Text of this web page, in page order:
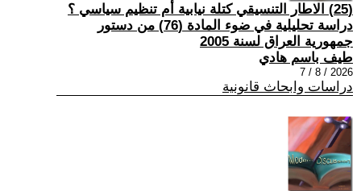
(25) الاطار التنسيقي كتلة نيابية أم تنظيم سياسي ؟
دراسة تحليلية في ضوء المادة (76) من دستور
جمهورية العراق لسنة 2005
طيف باسم هادي
2026 / 8 / 7
دراسات وابحاث قانونية